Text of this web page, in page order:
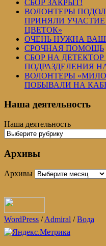
СБОР ЗАКРЫТ!
ВОЛОНТЕРЫ
ПРИНЯЛИ
ЦВЕТОК»
ОЧЕНЬ НУЖНА
СРОЧНАЯ ПОМОЩЬ
СБОР НА ДЕТЕКТОР
ПОДРАЗДЕЛЕНИЯ
ВОЛОНТЕРЫ
ПОБЫВАЛИ НА
Наша деятельность
Наша деятельность
Архивы
Архивы
WordPress /Admiral /Вода